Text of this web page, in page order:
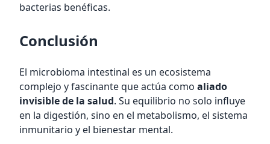
bacterias benéficas.
Conclusión
El microbioma intestinal es un ecosistema
complejo y fascinante que actúa como aliado
invisible de la salud. Su equilibrio no solo influye
en la digestión, sino en el metabolismo, el sistema
inmunitario y el bienestar mental.